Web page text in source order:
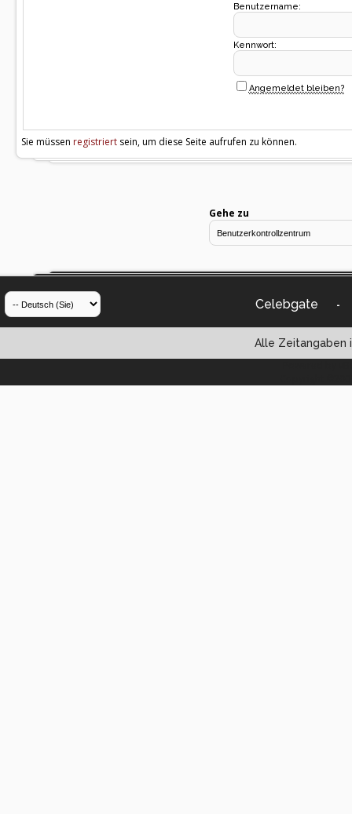
Benutzername:
Kennwort:
Angemeldet bleiben?
Sie müssen registriert sein, um diese Seite aufrufen zu können.
Gehe zu
Celebgate -
Alle Zeitangaben